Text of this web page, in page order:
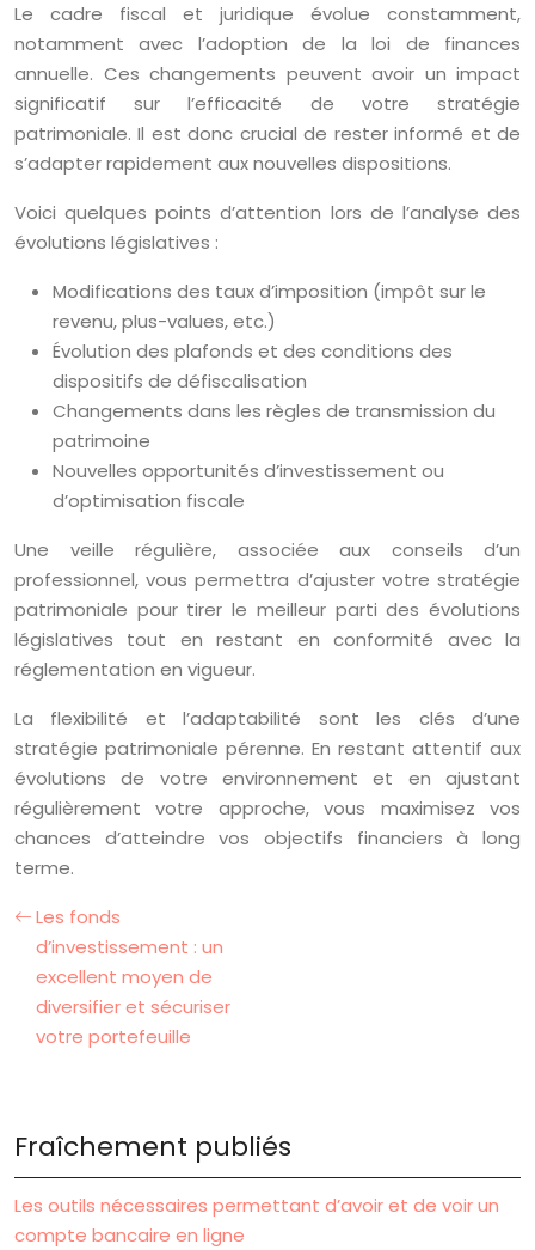
Le cadre fiscal et juridique évolue constamment,
notamment avec l’adoption de la loi de finances
annuelle. Ces changements peuvent avoir un impact
significatif sur l’efficacité de votre stratégie
patrimoniale. Il est donc crucial de rester informé et de
s’adapter rapidement aux nouvelles dispositions.
Voici quelques points d’attention lors de l’analyse des
évolutions législatives :
Modifications des taux d’imposition (impôt sur le
revenu, plus-values, etc.)
Évolution des plafonds et des conditions des
dispositifs de défiscalisation
Changements dans les règles de transmission du
patrimoine
Nouvelles opportunités d’investissement ou
d’optimisation fiscale
Une veille régulière, associée aux conseils d’un
professionnel, vous permettra d’ajuster votre stratégie
patrimoniale pour tirer le meilleur parti des évolutions
législatives tout en restant en conformité avec la
réglementation en vigueur.
La flexibilité et l’adaptabilité sont les clés d’une
stratégie patrimoniale pérenne. En restant attentif aux
évolutions de votre environnement et en ajustant
régulièrement votre approche, vous maximisez vos
chances d’atteindre vos objectifs financiers à long
terme.
Les fonds
d’investissement : un
excellent moyen de
diversifier et sécuriser
votre portefeuille
Fraîchement publiés
Les outils nécessaires permettant d’avoir et de voir un
compte bancaire en ligne